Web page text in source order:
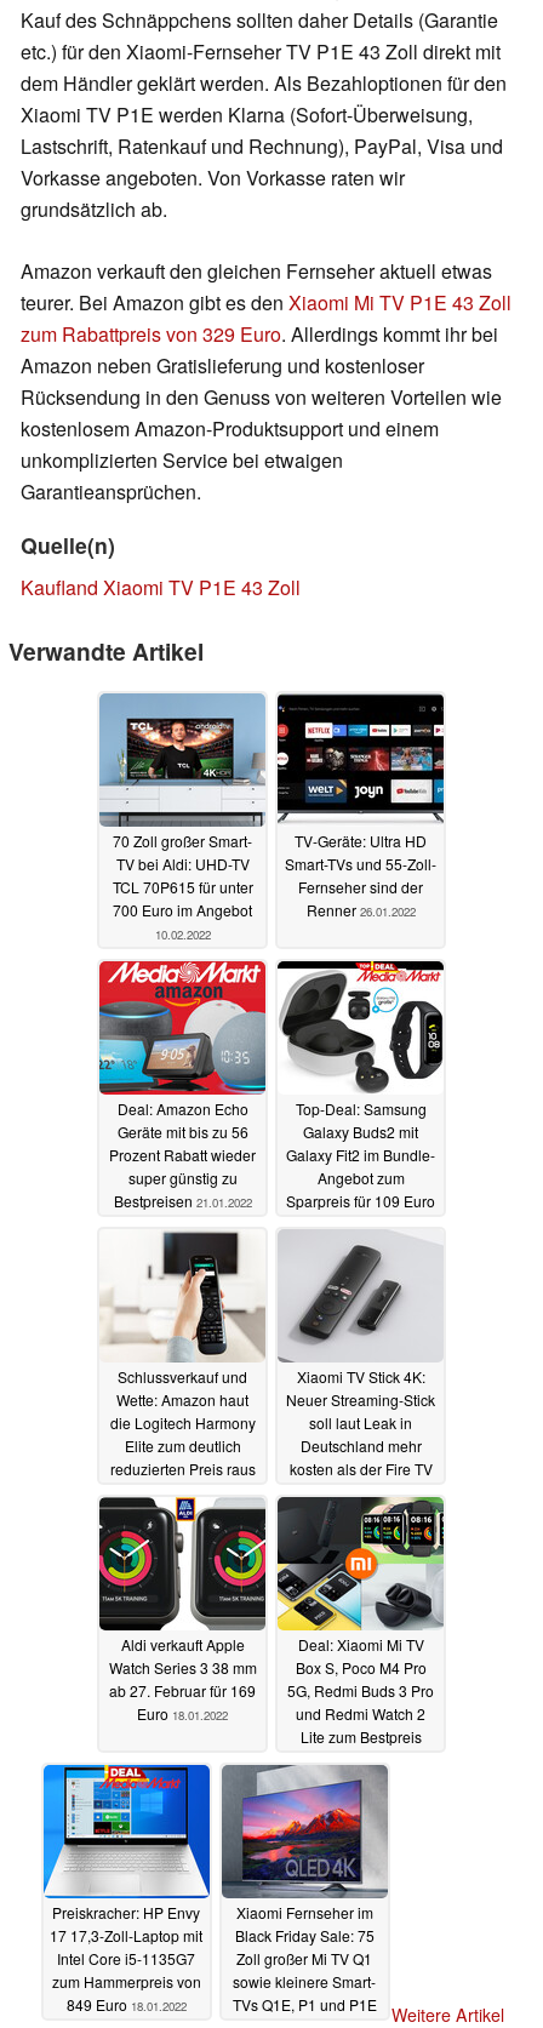
Kauf des Schnäppchens sollten daher Details (Garantie
etc.) für den Xiaomi-Fernseher TV P1E 43 Zoll direkt mit
dem Händler geklärt werden. Als Bezahloptionen für den
Xiaomi TV P1E werden Klarna (Sofort-Überweisung,
Lastschrift, Ratenkauf und Rechnung), PayPal, Visa und
Vorkasse angeboten. Von Vorkasse raten wir
grundsätzlich ab.
Amazon verkauft den gleichen Fernseher aktuell etwas
teurer. Bei Amazon gibt es den Xiaomi Mi TV P1E 43 Zoll
zum Rabattpreis von 329 Euro. Allerdings kommt ihr bei
Amazon neben Gratislieferung und kostenloser
Rücksendung in den Genuss von weiteren Vorteilen wie
kostenlosem Amazon-Produktsupport und einem
unkomplizierten Service bei etwaigen
Garantieansprüchen.
Quelle(n)
Kaufland Xiaomi TV P1E 43 Zoll
Verwandte Artikel
70 Zoll großer Smart-
TV bei Aldi: UHD-TV
TCL 70P615 für unter
700 Euro im Angebot
10.02.2022
TV-Geräte: Ultra HD
Smart-TVs und 55-Zoll-
Fernseher sind der
Renner 26.01.2022
Deal: Amazon Echo
Geräte mit bis zu 56
Prozent Rabatt wieder
super günstig zu
Bestpreisen 21.01.2022
Top-Deal: Samsung
Galaxy Buds2 mit
Galaxy Fit2 im Bundle-
Angebot zum
Sparpreis für 109 Euro
21.01.2022
Schlussverkauf und
Wette: Amazon haut
die Logitech Harmony
Elite zum deutlich
reduzierten Preis raus
20.01.2022
Xiaomi TV Stick 4K:
Neuer Streaming-Stick
soll laut Leak in
Deutschland mehr
kosten als der Fire TV
19.01.2022
Aldi verkauft Apple
Watch Series 3 38 mm
ab 27. Februar für 169
Euro 18.01.2022
Deal: Xiaomi Mi TV
Box S, Poco M4 Pro
5G, Redmi Buds 3 Pro
und Redmi Watch 2
Lite zum Bestpreis
18.01.2022
Preiskracher: HP Envy
17 17,3-Zoll-Laptop mit
Intel Core i5-1135G7
zum Hammerpreis von
849 Euro 18.01.2022
Xiaomi Fernseher im
Black Friday Sale: 75
Zoll großer Mi TV Q1
sowie kleinere Smart-
TVs Q1E, P1 und P1E
Weitere Artikel